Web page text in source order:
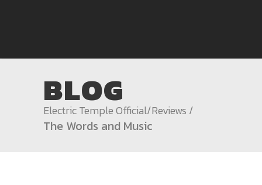
BLOG
Electric Temple Official/Reviews /
The Words and Music